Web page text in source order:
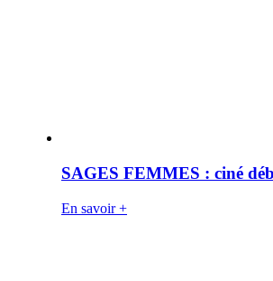
SAGES FEMMES : ciné
En savoir +